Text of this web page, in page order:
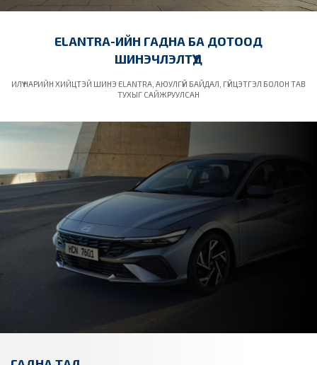
ELANTRA-ИЙН ГАДНА БА ДОТООД
ШИНЭЧЛЭЛТҮҮД
ИЛҮҮ НАРИЙН ХИЙЦТЭЙ ШИНЭ ЕLANTRA, АЮУЛГҮЙ БАЙДАЛ, ГҮЙЦЭТГЭЛ БОЛОН ТАВ
ТУХЫГ САЙЖРУУЛСАН